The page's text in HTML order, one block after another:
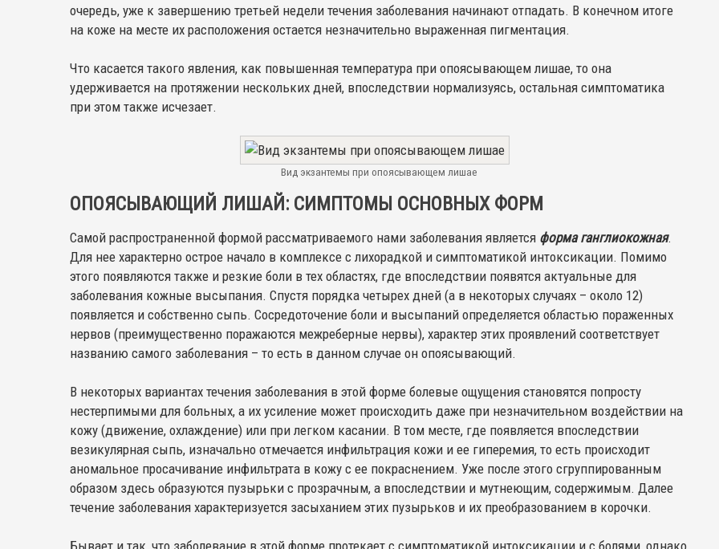
очередь, уже к завершению третьей недели течения заболевания начинают отпадать. В конечном итоге
на коже на месте их расположения остается незначительно выраженная пигментация.
Что касается такого явления, как повышенная температура при опоясывающем лишае, то она
удерживается на протяжении нескольких дней, впоследствии нормализуясь, остальная симптоматика
при этом также исчезает.
Вид экзантемы при опоясывающем лишае
ОПОЯСЫВАЮЩИЙ ЛИШАЙ: СИМПТОМЫ ОСНОВНЫХ ФОРМ
Самой распространенной формой рассматриваемого нами заболевания является форма ганглиокожная.
Для нее характерно острое начало в комплексе с лихорадкой и симптоматикой интоксикации. Помимо
этого появляются также и резкие боли в тех областях, где впоследствии появятся актуальные для
заболевания кожные высыпания. Спустя порядка четырех дней (а в некоторых случаях – около 12)
появляется и собственно сыпь. Сосредоточение боли и высыпаний определяется областью пораженных
нервов (преимущественно поражаются межреберные нервы), характер этих проявлений соответствует
названию самого заболевания – то есть в данном случае он опоясывающий.
В некоторых вариантах течения заболевания в этой форме болевые ощущения становятся попросту
нестерпимыми для больных, а их усиление может происходить даже при незначительном воздействии на
кожу (движение, охлаждение) или при легком касании. В том месте, где появляется впоследствии
везикулярная сыпь, изначально отмечается инфильтрация кожи и ее гиперемия, то есть происходит
аномальное просачивание инфильтрата в кожу с ее покраснением. Уже после этого сгруппированным
образом здесь образуются пузырьки с прозрачным, а впоследствии и мутнеющим, содержимым. Далее
течение заболевания характеризуется засыханием этих пузырьков и их преобразованием в корочки.
Бывает и так, что заболевание в этой форме протекает с симптоматикой интоксикации и с болями, однако